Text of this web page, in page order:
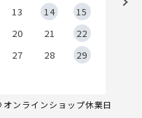
13 14
15
20 21
22
27 28
29
オンラインショップ休業日